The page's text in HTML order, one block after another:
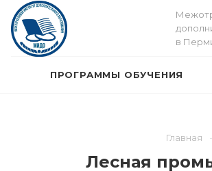
в
ПРОГРАММЫ ОБУЧЕНИЯ
Главная
Лесная